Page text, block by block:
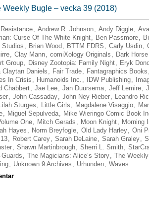
Weekly Bugle – vecka 39 (2018)
, Andrew R. Johnson, Andy Diggle,
Curse Of The White Knight, Ben Passmore,
Studios, Brian Wood , BTTM FDRS , Carly Usdin,
, Clay Mann, comiXology Originals , Dark
Group, Disney Zootopia: Family Night, Eryk
Claytan Daniels , Fair Trade, Fantagraphics Books
In Crisis , Humanoids Inc. , IDW Publishing,
Chabbert, Jae Lee, Jan Duursema, Jeff Lemire,
, John Cassaday, John Ney Rieber, Leandro
Lilah Sturges , Little Girls , Magdalene Visaggio,
, Miguel Sepulveda, Mike Wieringo Comic Book
One, Mitch Gerads , Moon Knight, Morning
Hayes, Norm Breyfogle, Old Lady Harley, Oni
, Robert Carey, Sarah DeLaine, Sarah Graley,
, Shawn Martinbrough, Sherri L. Smith,
, The Magicians: Alice’s Story, The
, Unknown 9 Archives , Urhunden, Waves